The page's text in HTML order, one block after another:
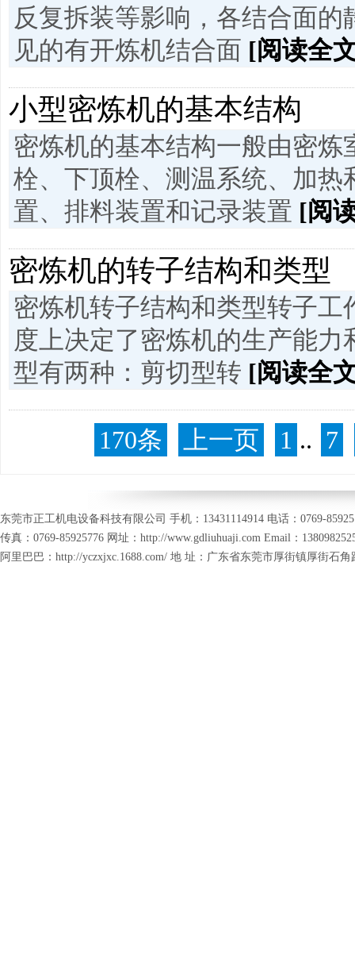
反复拆装等影响，各结合面
见的有开炼机结合面 [阅读全
小型密炼机的基本结构
密炼机的基本结构一般由密
栓、下顶栓、测温系统、加
置、排料装置和记录装置 [阅
密炼机的转子结构和类型
密炼机转子结构和类型转子
度上决定了密炼机的生产能
型有两种：剪切型转 [阅读全
170条 上一页 1 .. 7
东莞市正工机电设备科技有限公司 手机：13431114914 电话：0769-
传真：0769-85925776 网址：http://www.gdliuhuaji.com Email：
阿里巴巴：http://yczxjxc.1688.com/ 地 址：广东省东莞市厚街镇厚街石角